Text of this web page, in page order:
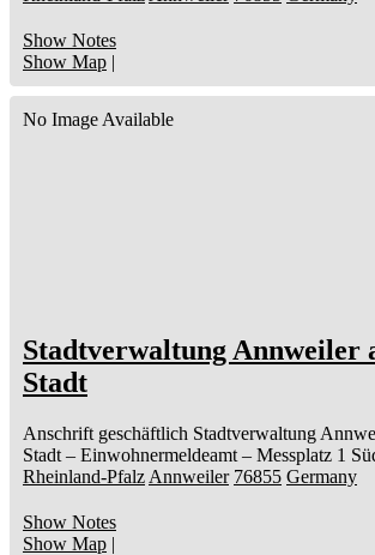
Show Notes
Show Map |
No Image Available
Stadtverwaltung Annweiler
Stadt
Anschrift geschäftlich Stadtverwaltung
Stadt – Einwohnermeldeamt – Messplatz 1
Rheinland-Pfalz Annweiler 76855 Germany
Show Notes
Show Map |